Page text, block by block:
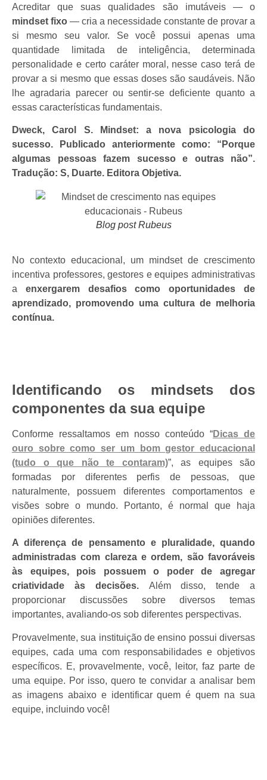
Acreditar que suas qualidades são imutáveis — o
mindset fixo — cria a necessidade constante de provar a
si mesmo seu valor. Se você possui apenas uma
quantidade limitada de inteligência, determinada
personalidade e certo caráter moral, nesse caso terá de
provar a si mesmo que essas doses são saudáveis. Não
lhe agradaria parecer ou sentir-se deficiente quanto a
essas características fundamentais.
Dweck, Carol S. Mindset: a nova psicologia do
sucesso. Publicado anteriormente como: “Porque
algumas pessoas fazem sucesso e outras não”.
Tradução: S, Duarte. Editora Objetiva.
Blog post Rubeus
No contexto educacional, um mindset de crescimento
incentiva professores, gestores e equipes administrativas
a enxergarem desafios como oportunidades de
aprendizado, promovendo uma cultura de melhoria
contínua.
Identificando os mindsets dos
componentes da sua equipe
Conforme ressaltamos em nosso conteúdo “Dicas de
ouro sobre como ser um bom gestor educacional
(tudo o que não te contaram)”, as equipes são
formadas por diferentes perfis de pessoas, que
naturalmente, possuem diferentes comportamentos e
visões sobre o mundo. Portanto, é normal que haja
opiniões diferentes.
A diferença de pensamento e pluralidade, quando
administradas com clareza e ordem, são favoráveis
às equipes, pois possuem o poder de agregar
criatividade às decisões. Além disso, tende a
proporcionar discussões sobre diversos temas
importantes, avaliando-os sob diferentes perspectivas.
Provavelmente, sua instituição de ensino possui diversas
equipes, cada uma com responsabilidades e objetivos
específicos. E, provavelmente, você, leitor, faz parte de
uma equipe. Por isso, quero te convidar a analisar bem
as imagens abaixo e identificar quem é quem na sua
equipe, incluindo você!